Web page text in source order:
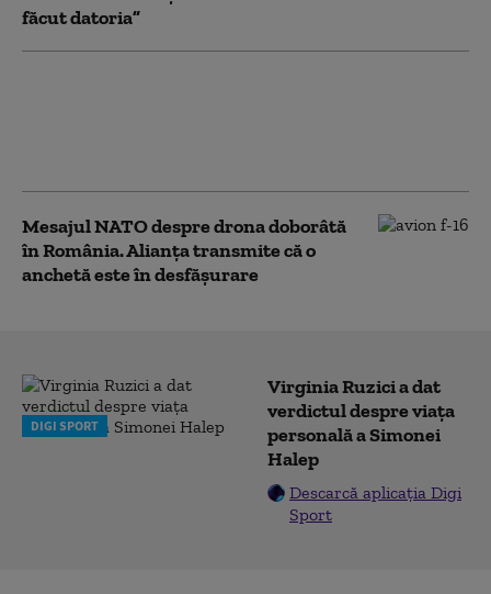
făcut datoria”
Mesajul NATO despre drona doborâtă
în România. Alianța transmite că o
anchetă este în desfășurare
DIGI SPORT
Virginia Ruzici a dat
verdictul despre viața
personală a Simonei
Halep
Descarcă aplicația Digi
Sport